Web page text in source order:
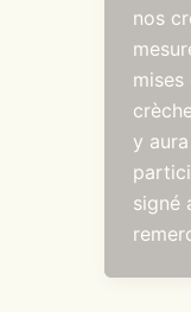
nos
mises
y
signé